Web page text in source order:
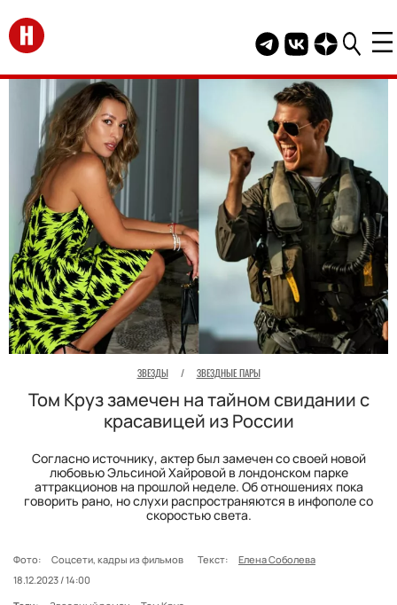
Перейти на главную
Telegram канал
Группа HELLO
Канал
ЗВЕЗДЫ / ЗВЕЗДНЫЕ ПАРЫ
Том Круз замечен на тайном свидании с
красавицей из России
Согласно источнику, актер был замечен со своей новой
любовью Эльсиной Хайровой в лондонском парке
аттракционов на прошлой неделе. Об отношениях пока
говорить рано, но слухи распространяются в инфополе со
скоростью света.
Фото: Соцсети, кадры из фильмов Текст:
Елена Соболева
18.12.2023 / 14:00